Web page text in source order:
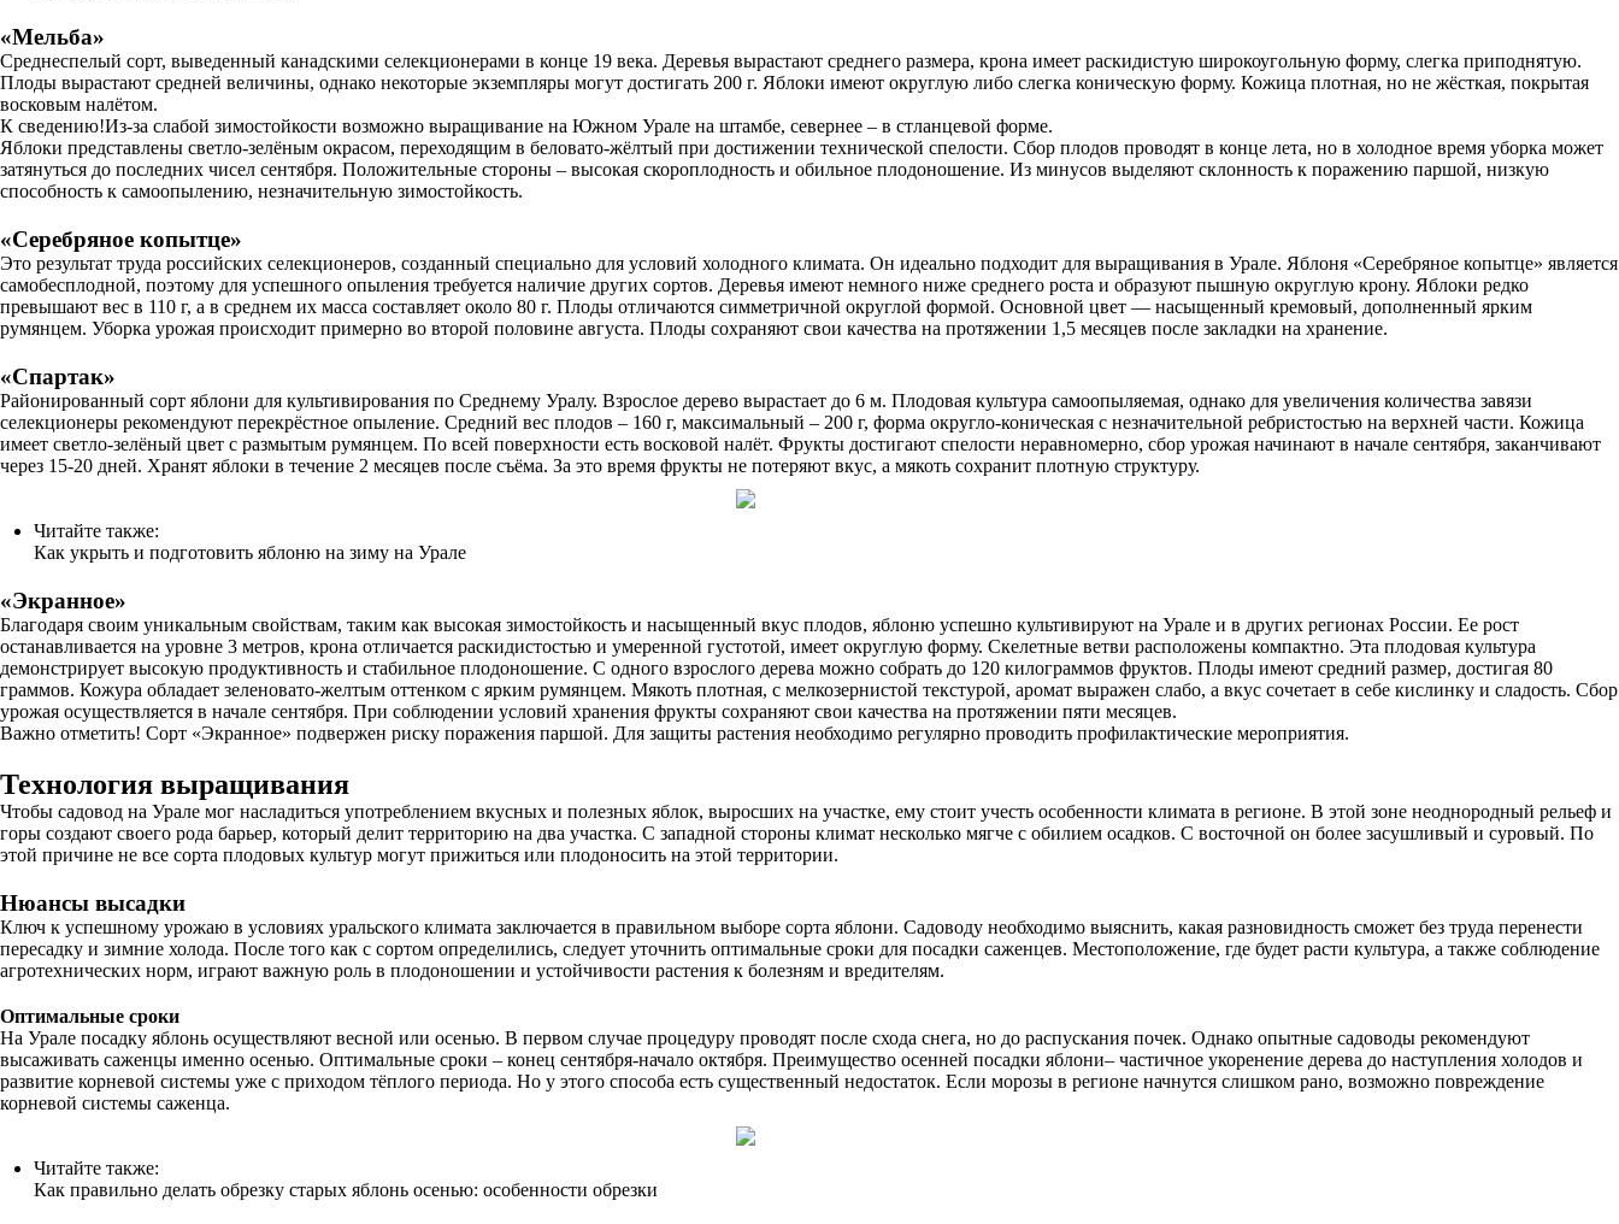
«Мельба»
Среднеспелый сорт, выведенный канадскими селекционерами в конце 19 века. Деревья вырастают среднего размера, крона имеет раскидистую широкоугольную форму, слегка приподнятую.
Плоды вырастают средней величины, однако некоторые экземпляры могут достигать 200 г. Яблоки имеют округлую либо слегка коническую форму. Кожица плотная, но не жёсткая, покрытая
восковым налётом.
К сведению!Из-за слабой зимостойкости возможно выращивание на Южном Урале на штамбе, севернее – в стланцевой форме.
Яблоки представлены светло-зелёным окрасом, переходящим в беловато-жёлтый при достижении технической спелости. Сбор плодов проводят в конце лета, но в холодное время уборка может
затянуться до последних чисел сентября. Положительные стороны – высокая скороплодность и обильное плодоношение. Из минусов выделяют склонность к поражению паршой, низкую
способность к самоопылению, незначительную зимостойкость.
«Серебряное копытце»
Это результат труда российских селекционеров, созданный специально для условий холодного климата. Он идеально подходит для выращивания в Урале. Яблоня «Серебряное копытце» является
самобесплодной, поэтому для успешного опыления требуется наличие других сортов. Деревья имеют немного ниже среднего роста и образуют пышную округлую крону. Яблоки редко
превышают вес в 110 г, а в среднем их масса составляет около 80 г. Плоды отличаются симметричной округлой формой. Основной цвет — насыщенный кремовый, дополненный ярким
румянцем. Уборка урожая происходит примерно во второй половине августа. Плоды сохраняют свои качества на протяжении 1,5 месяцев после закладки на хранение.
«Спартак»
Районированный сорт яблони для культивирования по Среднему Уралу. Взрослое дерево вырастает до 6 м. Плодовая культура самоопыляемая, однако для увеличения количества завязи
селекционеры рекомендуют перекрёстное опыление. Средний вес плодов – 160 г, максимальный – 200 г, форма округло-коническая с незначительной ребристостью на верхней части. Кожица
имеет светло-зелёный цвет с размытым румянцем. По всей поверхности есть восковой налёт. Фрукты достигают спелости неравномерно, сбор урожая начинают в начале сентября, заканчивают
через 15-20 дней. Хранят яблоки в течение 2 месяцев после съёма. За это время фрукты не потеряют вкус, а мякоть сохранит плотную структуру.
Читайте также:
Как укрыть и подготовить яблоню на зиму на Урале
«Экранное»
Благодаря своим уникальным свойствам, таким как высокая зимостойкость и насыщенный вкус плодов, яблоню успешно культивируют на Урале и в других регионах России. Ее рост
останавливается на уровне 3 метров, крона отличается раскидистостью и умеренной густотой, имеет округлую форму. Скелетные ветви расположены компактно. Эта плодовая культура
демонстрирует высокую продуктивность и стабильное плодоношение. С одного взрослого дерева можно собрать до 120 килограммов фруктов. Плоды имеют средний размер, достигая 80
граммов. Кожура обладает зеленовато-желтым оттенком с ярким румянцем. Мякоть плотная, с мелкозернистой текстурой, аромат выражен слабо, а вкус сочетает в себе кислинку и сладость. Сбор
урожая осуществляется в начале сентября. При соблюдении условий хранения фрукты сохраняют свои качества на протяжении пяти месяцев.
Важно отметить! Сорт «Экранное» подвержен риску поражения паршой. Для защиты растения необходимо регулярно проводить профилактические мероприятия.
Технология выращивания
Чтобы садовод на Урале мог насладиться употреблением вкусных и полезных яблок, выросших на участке, ему стоит учесть особенности климата в регионе. В этой зоне неоднородный рельеф и
горы создают своего рода барьер, который делит территорию на два участка. С западной стороны климат несколько мягче с обилием осадков. С восточной он более засушливый и суровый. По
этой причине не все сорта плодовых культур могут прижиться или плодоносить на этой территории.
Нюансы высадки
Ключ к успешному урожаю в условиях уральского климата заключается в правильном выборе сорта яблони. Садоводу необходимо выяснить, какая разновидность сможет без труда перенести
пересадку и зимние холода. После того как с сортом определились, следует уточнить оптимальные сроки для посадки саженцев. Местоположение, где будет расти культура, а также соблюдение
агротехнических норм, играют важную роль в плодоношении и устойчивости растения к болезням и вредителям.
Оптимальные сроки
На Урале посадку яблонь осуществляют весной или осенью. В первом случае процедуру проводят после схода снега, но до распускания почек. Однако опытные садоводы рекомендуют
высаживать саженцы именно осенью. Оптимальные сроки – конец сентября-начало октября. Преимущество осенней посадки яблони– частичное укоренение дерева до наступления холодов и
развитие корневой системы уже с приходом тёплого периода. Но у этого способа есть существенный недостаток. Если морозы в регионе начнутся слишком рано, возможно повреждение
корневой системы саженца.
Читайте также:
Как правильно делать обрезку старых яблонь осенью: особенности обрезки